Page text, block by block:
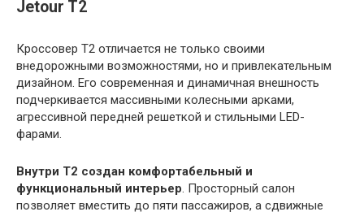
Jetour T2
Кроссовер T2 отличается не только своими
внедорожными возможностями, но и привлекательным
дизайном. Его современная и динамичная внешность
подчеркивается массивными колесными арками,
агрессивной передней решеткой и стильными LED-
фарами.
Внутри T2 создан комфортабельный и
функциональный интерьер . Просторный салон
позволяет вместить до пяти пассажиров, а сдвижные